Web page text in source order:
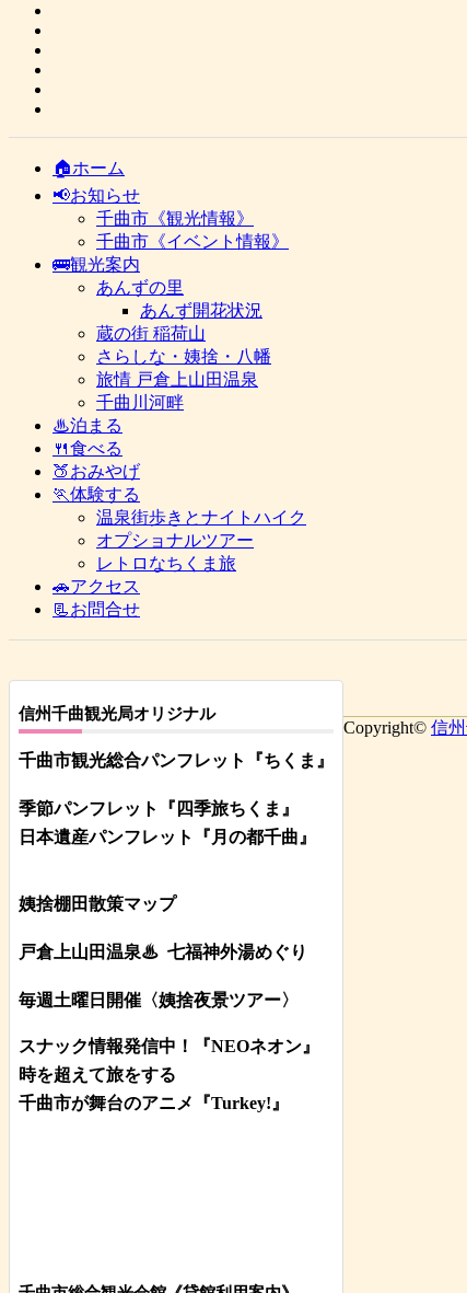
🏠ホーム
📢お知らせ
千曲市《観光情報》
千曲市《イベント情報》
🚌観光案内
あんずの里
あんず開花状況
蔵の街 稲荷山
さらしな・姨捨・八幡
旅情 戸倉上山田温泉
千曲川河畔
♨泊まる
🍴食べる
🍑おみやげ
🏃体験する
温泉街歩きとナイトハイク
オプショナルツアー
レトロなちくま旅
🚗アクセス
📃お問合せ
信州千曲観光局オリジナル
千曲市観光総合パンフレット 『ちくま』
季節パンフレット『四季旅ちくま』
日本遺産パンフレット
『月の都千曲』
姨捨棚田散策マップ
戸倉上山田温泉♨ 七福神外湯めぐり
毎週土曜日開催〈姨捨夜景ツアー〉
スナック情報発信中！『NEOネオン』
時を超えて旅をする
千曲市が舞台のアニメ『Turkey!』
Copyright© 信